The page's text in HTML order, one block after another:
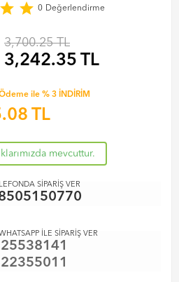
star star 0 Değerlendirme
3,700.25 TL
3,242.35 TL
ile % 3 İNDİRİM
TL
mevcuttur.
SİPARİŞ VER
İLE SİPARİŞ VER